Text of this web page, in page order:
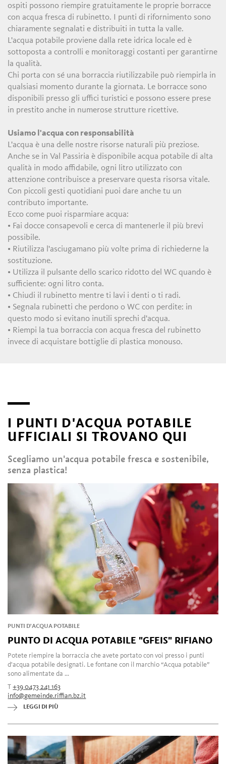
ospiti possono riempire gratuitamente le proprie borracce
con acqua fresca di rubinetto. I punti di rifornimento sono
chiaramente segnalati e distribuiti in tutta la valle.
L'acqua potabile proviene dalla rete idrica locale ed è
sottoposta a controlli e monitoraggi costanti per garantirne
la qualità.
Chi porta con sé una borraccia riutilizzabile può riempirla in
qualsiasi momento durante la giornata. Le borracce sono
disponibili presso gli uffici turistici e possono essere prese
in prestito anche in numerose strutture ricettive.
Usiamo l'acqua con responsabilità
L'acqua è una delle nostre risorse naturali più preziose.
Anche se in Val Passiria è disponibile acqua potabile di alta
qualità in modo affidabile, ogni litro utilizzato con
attenzione contribuisce a preservare questa risorsa vitale.
Con piccoli gesti quotidiani puoi dare anche tu un
contributo importante.
Ecco come puoi risparmiare acqua:
• Fai docce consapevoli e cerca di mantenerle il più brevi
possibile.
• Riutilizza l'asciugamano più volte prima di richiederne la
sostituzione.
• Utilizza il pulsante dello scarico ridotto del WC quando è
sufficiente: ogni litro conta.
• Chiudi il rubinetto mentre ti lavi i denti o ti radi.
• Segnala rubinetti che perdono o WC con perdite: in
questo modo si evitano inutili sprechi d'acqua.
• Riempi la tua borraccia con acqua fresca del rubinetto
invece di acquistare bottiglie di plastica monouso.
I PUNTI D'ACQUA POTABILE
UFFICIALI SI TROVANO QUI
Scegliamo un'acqua potabile fresca e sostenibile,
senza plastica!
PUNTI D'ACQUA POTABILE
PUNTO DI ACQUA POTABILE "GFEIS" RIFIANO
Potete riempire la borraccia che avete portato con voi presso i punti
d'acqua potabile designati. Le fontane con il marchio “Acqua potabile”
sono alimentate da ...
T+39 0473 241 163
info@gemeinde.riffian.bz.it
LEGGI DI PIÙ